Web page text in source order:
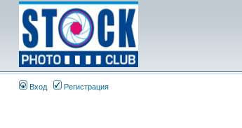
Вход Регистрация